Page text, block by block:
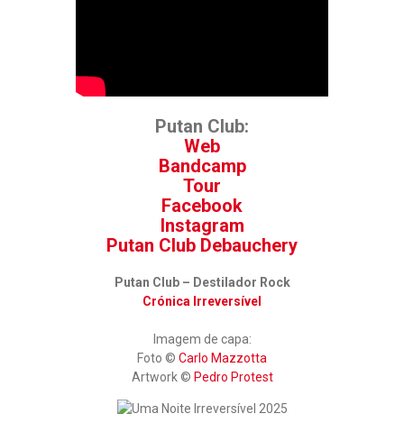
Putan Club:
Web
Bandcamp
Tour
Facebook
Instagram
Putan Club Debauchery
Putan Club – Destilador Rock
Crónica Irreversível
Imagem de capa:
Foto © Carlo Mazzotta
Artwork © Pedro Protest